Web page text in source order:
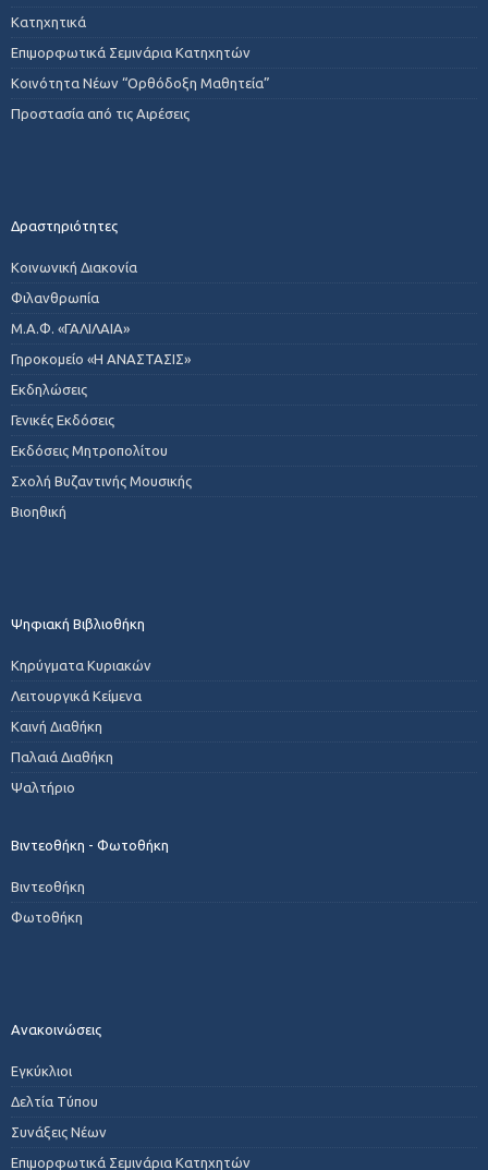
Κατηχητικά
Επιμορφωτικά Σεμινάρια Κατηχητών
Κοινότητα Νέων “Ορθόδοξη Μαθητεία”
Προστασία από τις Αιρέσεις
Δραστηριότητες
Κοινωνική Διακονία
Φιλανθρωπία
Μ.Α.Φ. «ΓΑΛΙΛΑΙΑ»
Γηροκομείο «Η ΑΝΑΣΤΑΣΙΣ»
Εκδηλώσεις
Γενικές Εκδόσεις
Εκδόσεις Μητροπολίτου
Σχολή Βυζαντινής Μουσικής
Βιοηθική
Ψηφιακή Βιβλιοθήκη
Κηρύγματα Κυριακών
Λειτουργικά Κείμενα
Καινή Διαθήκη
Παλαιά Διαθήκη
Ψαλτήριο
Βιντεοθήκη - Φωτοθήκη
Βιντεοθήκη
Φωτοθήκη
Ανακοινώσεις
Εγκύκλιοι
Δελτία Τύπου
Συνάξεις Νέων
Επιμορφωτικά Σεμινάρια Κατηχητών